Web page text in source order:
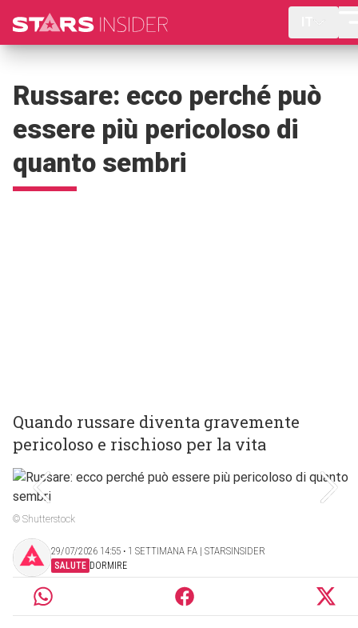
Russare: ecco perché può
essere più pericoloso di
quanto sembri
Quando russare diventa gravemente
pericoloso e rischioso per la vita
© Shutterstock
29/07/2026 14:55 ‧ 1 SETTIMANA FA | STARSINSIDER
SALUTE DORMIRE